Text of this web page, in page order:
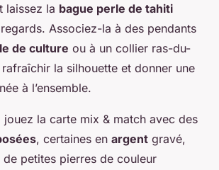
laissez la bague perle de tahiti
Associez-la à des pendants
de culture ou à un collier ras-du-
la silhouette et donner une
à l’ensemble.
jouez la carte mix & match avec des
, certaines en argent gravé,
de petites pierres de couleur